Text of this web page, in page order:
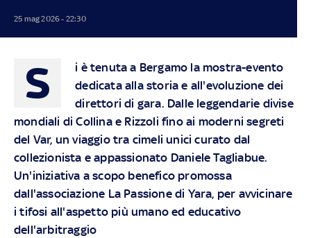
25 mag 2026 - 22:30
S
i è tenuta a Bergamo la mostra-evento
dedicata alla storia e all'evoluzione dei
direttori di gara. Dalle leggendarie divise
mondiali di Collina e Rizzoli fino ai moderni segreti
del Var, un viaggio tra cimeli unici curato dal
collezionista e appassionato Daniele Tagliabue.
Un'iniziativa a scopo benefico promossa
dall'associazione La Passione di Yara, per avvicinare
i tifosi all'aspetto più umano ed educativo
dell'arbitraggio